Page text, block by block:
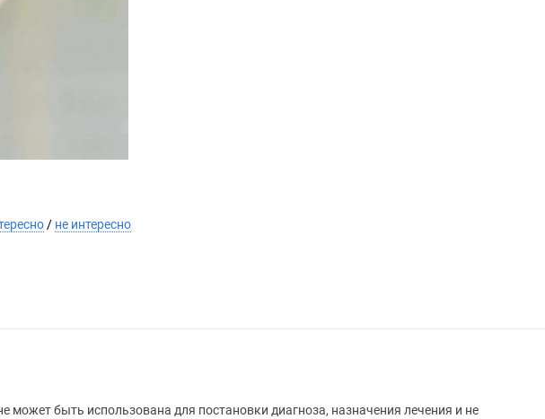
/ не интересно
может быть использована для постановки диагноза, назначения лечения и не